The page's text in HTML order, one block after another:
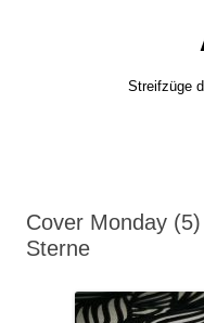
Streifzüge
Cover Monday
Sterne